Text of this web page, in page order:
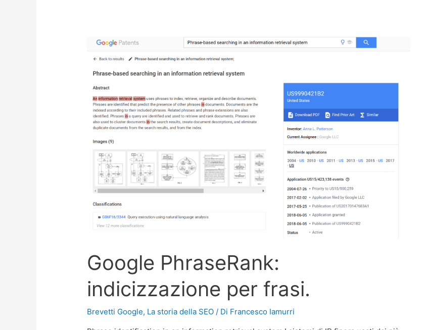
Google PhraseRank:
indicizzazione per frasi.
Brevetti Google, La storia della SEO / Di Francesco Iamurri